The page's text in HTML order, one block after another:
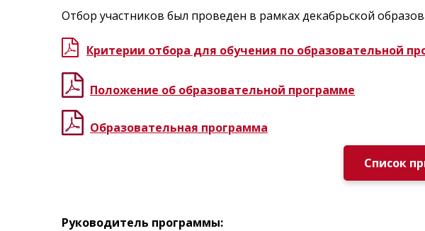
Отбор участников был проведен в рамках декабрьской
Критерии отбора для обучения по образовательной
Положение об образовательной программе
Образовательная программа
Список
Руководитель программы: